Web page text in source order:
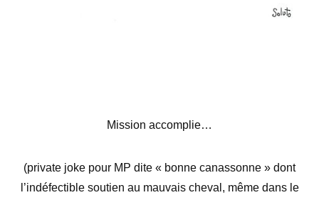
Mission accomplie…
(private joke pour MP dite « bonne canassonne » dont
l’indéfectible soutien au mauvais cheval, même dans le